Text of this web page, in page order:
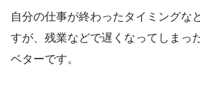
自分の仕事が終わったタイミングな
すが、残業などで遅くなってしまっ
ベターです。